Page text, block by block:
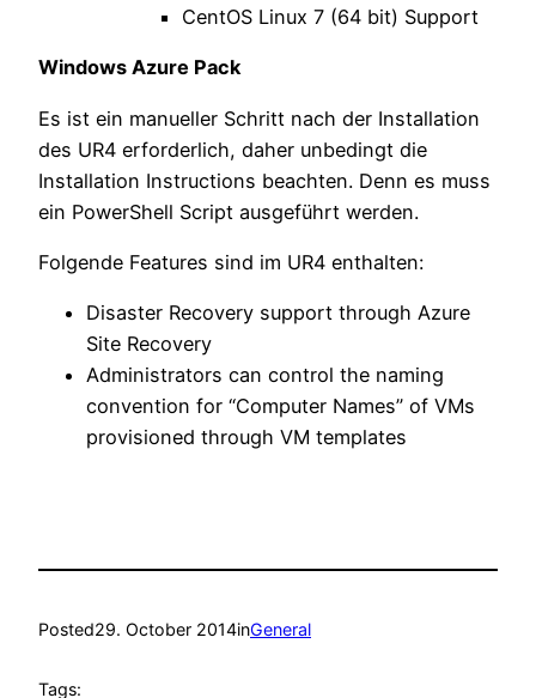
CentOS Linux 7 (64 bit) Support
Windows Azure Pack
Es ist ein manueller Schritt nach der Installation
des UR4 erforderlich, daher unbedingt die
Installation Instructions beachten. Denn es muss
ein PowerShell Script ausgeführt werden.
Folgende Features sind im UR4 enthalten:
Disaster Recovery support through Azure
Site Recovery
Administrators can control the naming
convention for “Computer Names” of VMs
provisioned through VM templates
Posted29. October 2014inGeneral
Tags: